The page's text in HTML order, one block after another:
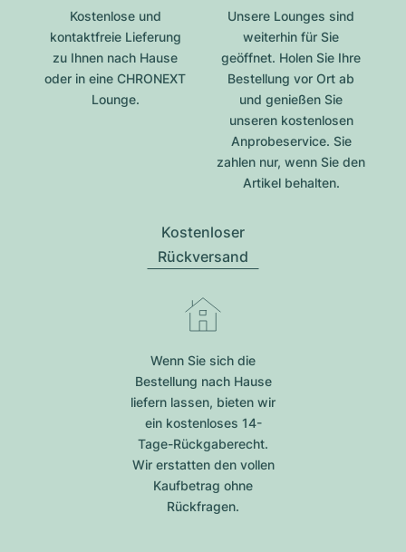
Kostenlose und
kontaktfreie Lieferung
zu Ihnen nach Hause
oder in eine CHRONEXT
Lounge.
Unsere Lounges sind
weiterhin für Sie
geöffnet. Holen Sie Ihre
Bestellung vor Ort ab
und genießen Sie
unseren kostenlosen
Anprobeservice. Sie
zahlen nur, wenn Sie den
Artikel behalten.
Kostenloser
Rückversand
Wenn Sie sich die
Bestellung nach Hause
liefern lassen, bieten wir
ein kostenloses 14-
Tage-Rückgaberecht.
Wir erstatten den vollen
Kaufbetrag ohne
Rückfragen.